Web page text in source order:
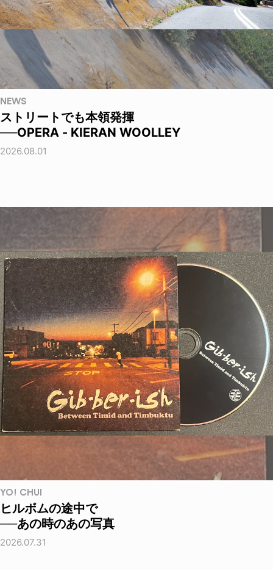
NEWS
ストリートでも本領発揮
──OPERA - KIERAN WOOLLEY
2026.08.01
YO! CHUI
ヒルボムの途中で
──あの時のあの写真
2026.07.31